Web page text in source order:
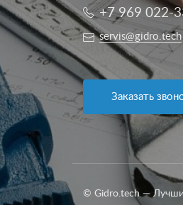
+7 969 022-
servis@gidro.tech
Заказать
© Gidro.tech —